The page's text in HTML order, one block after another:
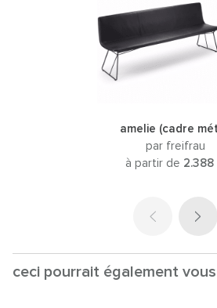
amelie (cadre
par freifrau
à partir de
ceci pourrait également